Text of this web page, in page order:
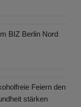
BIZ Berlin Nord
Feiern den
stärken